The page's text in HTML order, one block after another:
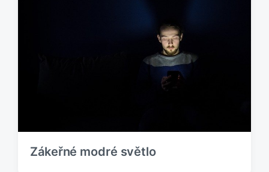
Zákeřné modré světlo